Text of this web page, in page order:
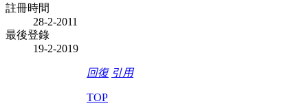
註冊時間
28-2-2011
最後登錄
19-2-2019
回復 引用
TOP